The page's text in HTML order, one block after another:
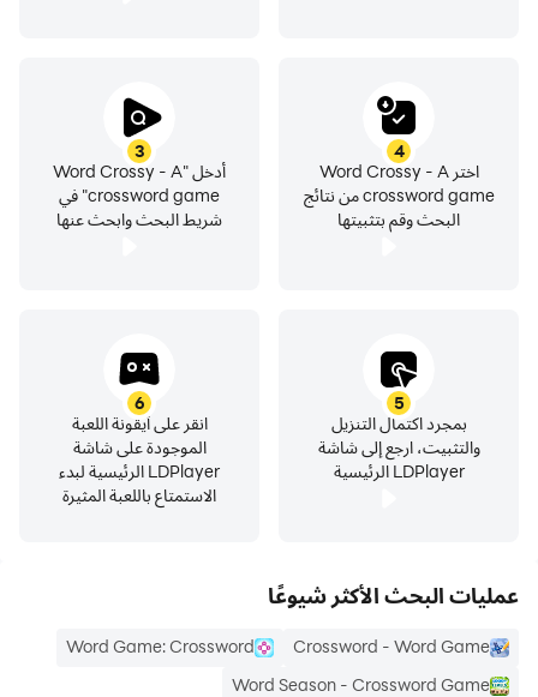
3
أدخل "Word Crossy - A
crossword game" في
شريط البحث وابحث عنها
4
اختر Word Crossy - A
crossword game من نتائج
البحث وقم بتثبيتها
5
بمجرد اكتمال التنزيل
والتثبيت، ارجع إلى شاشة
LDPlayer الرئيسية
6
انقر على أيقونة اللعبة
الموجودة على شاشة
LDPlayer الرئيسية لبدء
الاستمتاع باللعبة المثيرة
عمليات البحث الأكثر شيوعًا
Crossword - Word Game
Word Game: Crossword
Word Season - Crossword Game